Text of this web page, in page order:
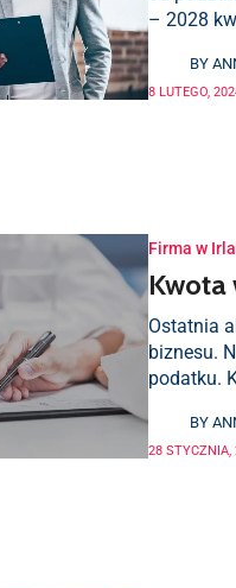
– 2028
BY
8 LUTEGO,
Firma w
Ostatnia
biznesu.
podatku.
BY
28 STYCZNIA,